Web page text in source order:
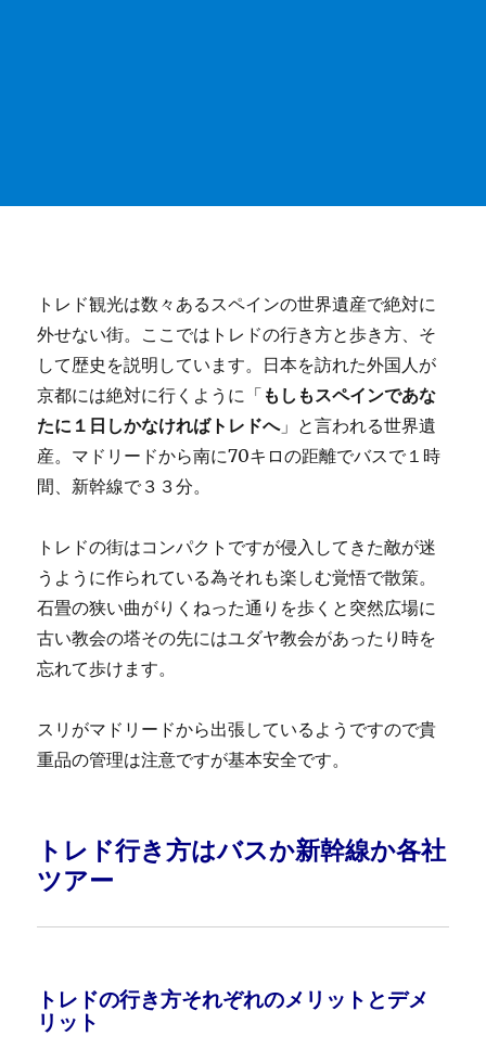
トレド観光は数々あるスペインの世界遺産で絶対に
外せない街。ここではトレドの行き方と歩き方、そ
して歴史を説明しています。日本を訪れた外国人が
京都には絶対に行くように「 もしもスペインであな
たに１日しかなければトレドへ」と言われる世界遺
産。マドリードから南に70キロの距離でバスで１時
間、新幹線で３３分。
トレドの街はコンパクトですが侵入してきた敵が迷
うように作られている為それも楽しむ覚悟で散策。
石畳の狭い曲がりくねった通りを歩くと突然広場に
古い教会の塔その先にはユダヤ教会があったり時を
忘れて歩けます。
スリがマドリードから出張しているようですので貴
重品の管理は注意ですが基本安全です。
トレド行き方はバスか新幹線か各社
ツアー
トレドの行き方それぞれのメリットとデメ
リット